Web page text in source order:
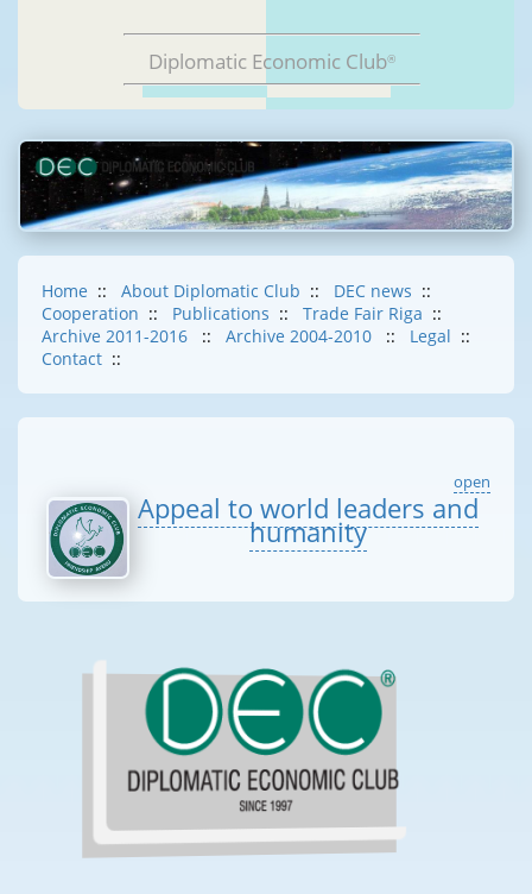
Diplomatic Economic Club®
Home :: About Diplomatic Club :: DEC news ::
Cooperation :: Publications :: Trade Fair Riga ::
Archive 2011-2016
:: Archive 2004-2010 :: Legal ::
Contact ::
open
Appeal to world leaders and
humanity